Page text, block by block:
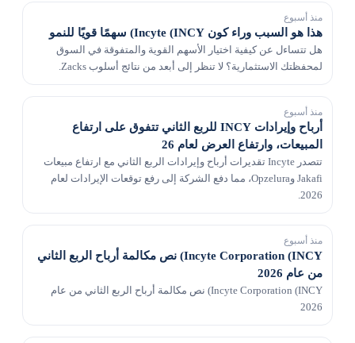
منذ أسبوع
هذا هو السبب وراء كون Incyte (INCY) سهمًا قويًا للنمو
هل تتساءل عن كيفية اختيار الأسهم القوية والمتفوقة في السوق
لمحفظتك الاستثمارية؟ لا تنظر إلى أبعد من نتائج أسلوب Zacks.
منذ أسبوع
أرباح وإيرادات INCY للربع الثاني تتفوق على ارتفاع
المبيعات، وارتفاع العرض لعام 26
تتصدر Incyte تقديرات أرباح وإيرادات الربع الثاني مع ارتفاع مبيعات
Jakafi وOpzelura، مما دفع الشركة إلى رفع توقعات الإيرادات لعام
2026.
منذ أسبوع
Incyte Corporation (INCY) نص مكالمة أرباح الربع الثاني
من عام 2026
Incyte Corporation (INCY) نص مكالمة أرباح الربع الثاني من عام
2026